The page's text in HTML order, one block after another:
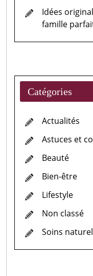
Idées
famille
Catégories
Actualités
Astuces et
Beauté
Bien-être
Lifestyle
Non classé
Soins